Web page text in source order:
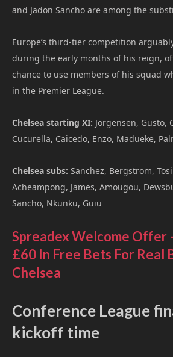
and Jadon Sancho are among the
Europe’s third-tier competition
during the early months of his reign,
chance to use members of his squad
in the Premier League.
Chelsea starting XI: Jorgensen, Gusto,
Cucurella, Caicedo, Enzo, Madueke,
Chelsea subs: Sanchez, Bergstrom,
Acheampong, James, Amougou,
Sancho, Nkunku, Guiu
Spreadex Welcome Offer
£60 In Free Bets For Real
Chelsea
Conference League
kickoff time